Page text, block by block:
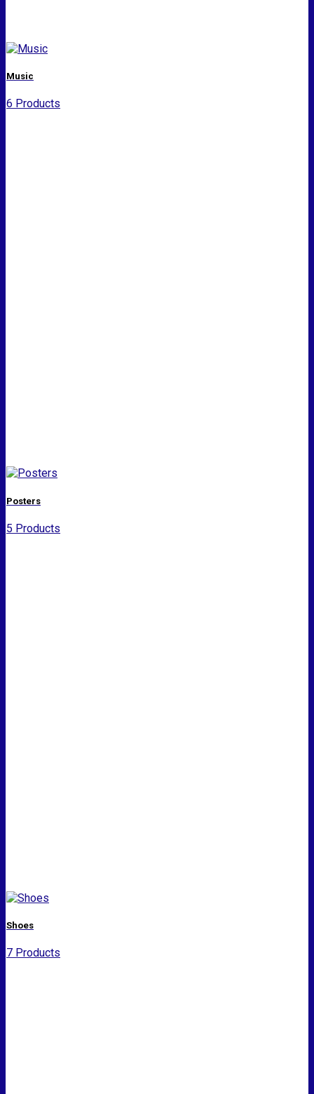
Music
6 Products
Posters
5 Products
Shoes
7 Products